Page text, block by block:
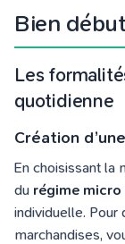
Bien
Les
quotidienne
Création
En choisissant la
du régime
individuelle.
marchandises,